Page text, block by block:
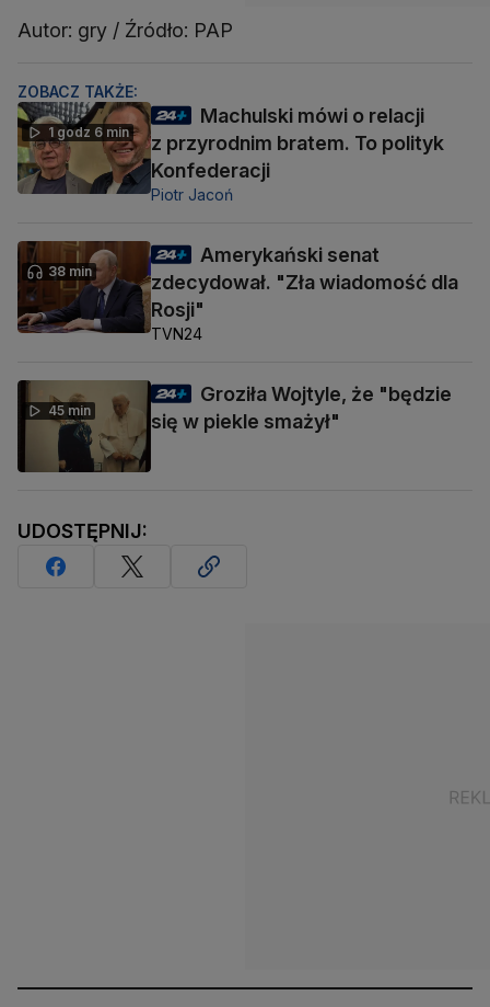
Autor: gry / Źródło: PAP
ZOBACZ TAKŻE:
1 godz 6 min
Machulski mówi o relacji
z przyrodnim bratem. To polityk
Konfederacji
Piotr Jacoń
38 min
Amerykański senat
zdecydował. "Zła wiadomość dla
Rosji"
TVN24
45 min
Groziła Wojtyle, że "będzie
się w piekle smażył"
UDOSTĘPNIJ: